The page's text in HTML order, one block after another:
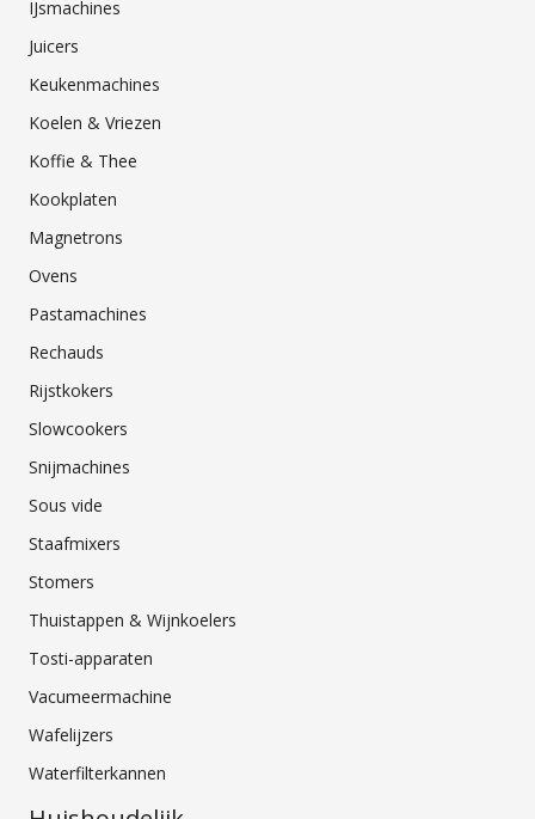
IJsmachines
Juicers
Keukenmachines
Koelen & Vriezen
Koffie & Thee
Kookplaten
Magnetrons
Ovens
Pastamachines
Rechauds
Rijstkokers
Slowcookers
Snijmachines
Sous vide
Staafmixers
Stomers
Thuistappen & Wijnkoelers
Tosti-apparaten
Vacumeermachine
Wafelijzers
Waterfilterkannen